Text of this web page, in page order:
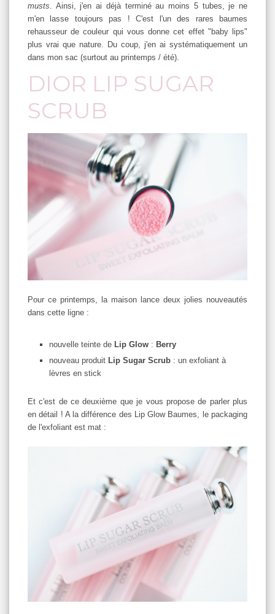
musts . Ainsi, j'en ai déjà terminé au moins 5 tubes, je ne
m'en lasse toujours pas ! C'est l'un des rares baumes
rehausseur de couleur qui vous donne cet effet "baby lips"
plus vrai que nature. Du coup, j'en ai systématiquement un
dans mon sac (surtout au printemps / été).
DIOR LIP SUGAR
SCRUB
Pour ce printemps, la maison lance deux jolies nouveautés
dans cette ligne :
nouvelle teinte de Lip Glow : Berry
nouveau produit Lip Sugar Scrub : un exfoliant à
lèvres en stick
Et c'est de ce deuxième que je vous propose de parler plus
en détail ! A la différence des Lip Glow Baumes, le packaging
de l'exfoliant est mat :